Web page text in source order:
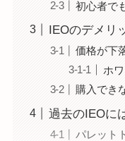
初心者で
IEOのデメリ
価格が下
ホ
購入でき
過去のIEOに
パレット